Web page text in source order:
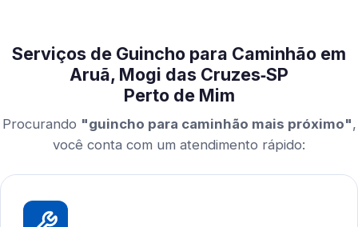
Serviços de Guincho para Caminhão em
Aruã, Mogi das Cruzes‑SP
Perto de Mim
Procurando "guincho para caminhão mais próximo",
você conta com um atendimento rápido: